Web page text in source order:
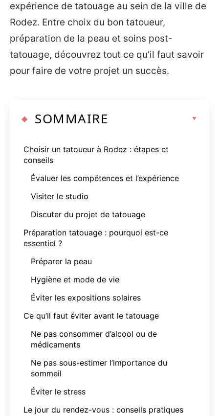
expérience de tatouage au sein de la ville de
Rodez. Entre choix du bon tatoueur,
préparation de la peau et soins post-
tatouage, découvrez tout ce qu’il faut savoir
pour faire de votre projet un succès.
SOMMAIRE
Choisir un tatoueur à Rodez : étapes et
conseils
Évaluer les compétences et l’expérience
Visiter le studio
Discuter du projet de tatouage
Préparation tatouage : pourquoi est-ce
essentiel ?
Préparer la peau
Hygiène et mode de vie
Éviter les expositions solaires
Ce qu’il faut éviter avant le tatouage
Ne pas consommer d’alcool ou de
médicaments
Ne pas sous-estimer l’importance du
sommeil
Éviter le stress
Le jour du rendez-vous : conseils pratiques